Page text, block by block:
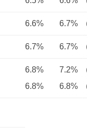
6.6% 6.7%
6.7% 6.7%
6.8%
6.8%
7.2%
6.8%